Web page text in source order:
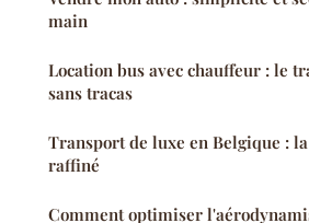
main
Location bus avec chauffeur : le
sans tracas
Transport de luxe en Belgique :
raffiné
Comment optimiser